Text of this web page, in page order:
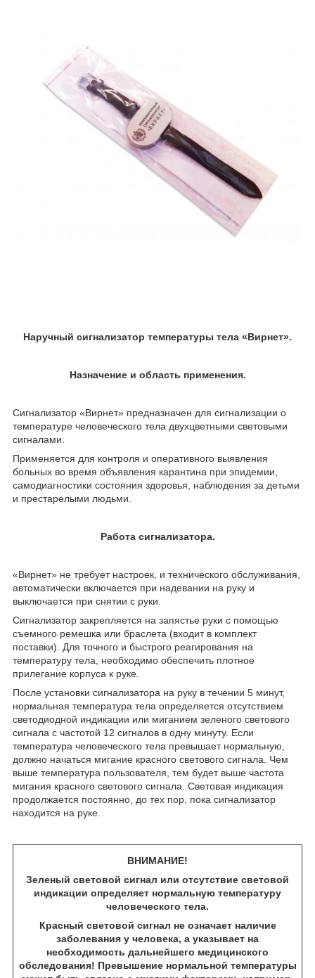
Наручный сигнализатор температуры тела «Вирнет».
Назначение и область применения.
Сигнализатор «Вирнет» предназначен для сигнализации о
температуре человеческого тела двухцветными световыми
сигналами.
Применяется для контроля и оперативного выявления
больных во время объявления карантина при эпидемии,
самодиагностики состояния здоровья, наблюдения за детьми
и престарелыми людьми.
Работа сигнализатора.
«Вирнет» не требует настроек, и технического обслуживания,
автоматически включается при надевании на руку и
выключается при снятии с руки.
Сигнализатор закрепляется на запястье руки с помощью
съемного ремешка или браслета (входит в комплект
поставки). Для точного и быстрого реагирования на
температуру тела, необходимо обеспечить плотное
прилегание корпуса к руке.
После установки сигнализатора на руку в течении 5 минут,
нормальная температура тела определяется отсутствием
светодиодной индикации или миганием зеленого светового
сигнала с частотой 12 сигналов в одну минуту. Если
температура человеческого тела превышает нормальную,
должно начаться мигание красного светового сигнала. Чем
выше температура пользователя, тем будет выше частота
мигания красного светового сигнала. Световая индикация
продолжается постоянно, до тех пор, пока сигнализатор
находится на руке.
ВНИМАНИЕ!
Зеленый световой сигнал или отсутствие световой
индикации определяет нормальную температуру
человеческого тела.
Красный световой сигнал не означает наличие
заболевания у человека, а указывает на
необходимость дальнейшего медицинского
обследования! Превышение нормальной температуры